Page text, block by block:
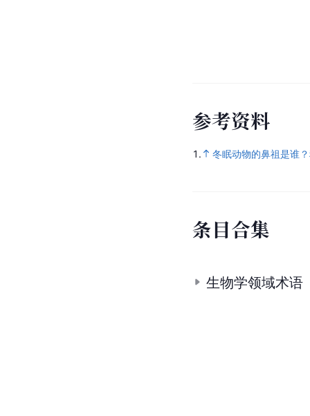
参考资料
1. 冬眠动物的鼻祖是谁
条目合集
生物学领域术语